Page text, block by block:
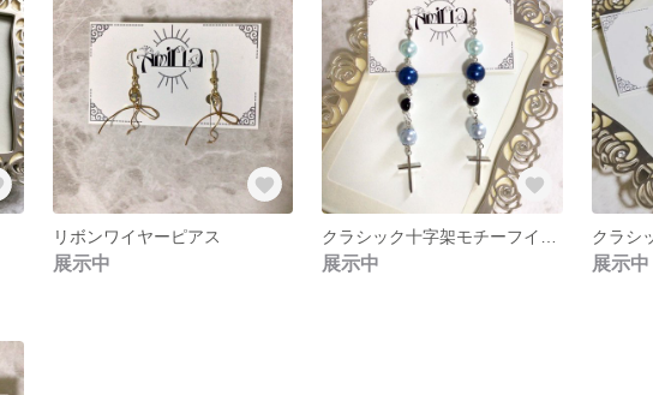
リボンワイヤーピアス
展示中 展示中 展示中